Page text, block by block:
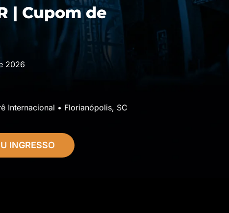
| Cupom de
2026
Internacional • Florianópolis, SC
INGRESSO